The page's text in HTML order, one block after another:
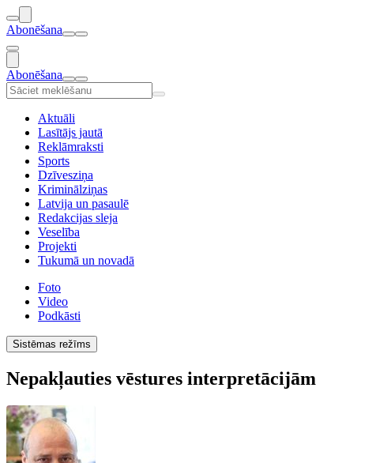
Abonēšana
Abonēšana
Aktuāli
Lasītājs jautā
Reklāmraksti
Sports
Dzīvesziņa
Kriminālziņas
Latvija un pasaulē
Redakcijas sleja
Veselība
Projekti
Tukumā un novadā
Foto
Video
Podkāsti
Sistēmas režīms
Nepakļauties vēstures interpretācijām